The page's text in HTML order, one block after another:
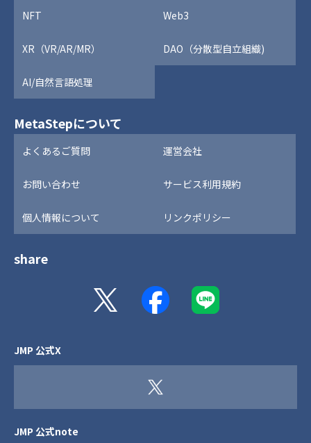
NFT Web3
XR（VR/AR/MR） DAO（分散型自立組織)
AI/自然言語処理
MetaStepについて
よくあるご質問 運営会社
お問い合わせ サービス利用規約
個人情報について リンクポリシー
share
JMP 公式X
JMP 公式note